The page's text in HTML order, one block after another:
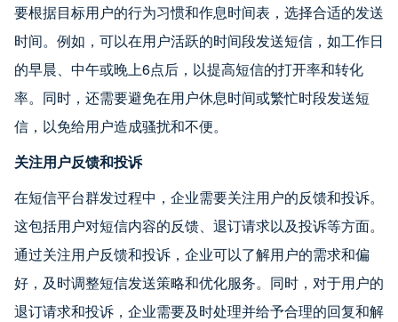
要根据目标用户的行为习惯和作息时间表，选择合适的发送
时间。例如，可以在用户活跃的时间段发送短信，如工作日
的早晨、中午或晚上6点后，以提高短信的打开率和转化
率。同时，还需要避免在用户休息时间或繁忙时段发送短
信，以免给用户造成骚扰和不便。
关注用户反馈和投诉
在短信平台群发过程中，企业需要关注用户的反馈和投诉。
这包括用户对短信内容的反馈、退订请求以及投诉等方面。
通过关注用户反馈和投诉，企业可以了解用户的需求和偏
好，及时调整短信发送策略和优化服务。同时，对于用户的
退订请求和投诉，企业需要及时处理并给予合理的回复和解